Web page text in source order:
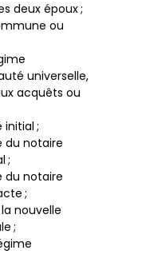
deux époux ;
ou
universelle,
acquêts ou
initial ;
du notaire
;
du notaire
;
nouvelle
;